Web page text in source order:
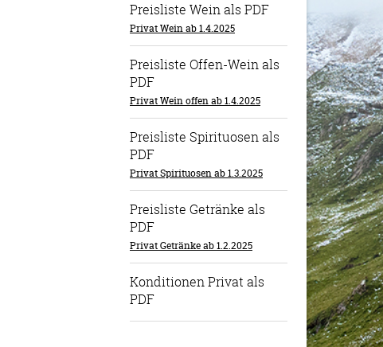
Preisliste Wein als PDF
Privat Wein ab 1.4.2025
Preisliste Offen-Wein als
PDF
Privat Wein offen ab 1.4.2025
Preisliste Spirituosen als
PDF
Privat Spirituosen ab 1.3.2025
Preisliste Getränke als
PDF
Privat Getränke ab 1.2.2025
Konditionen Privat als
PDF